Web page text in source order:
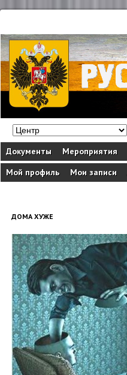
Документы Мероприятия
Мой профиль
Мои записи
ДОМА ХУЖЕ